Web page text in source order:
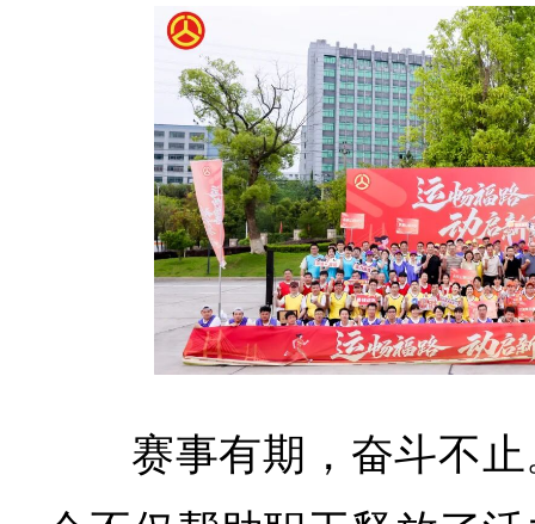
赛事有期，奋斗不